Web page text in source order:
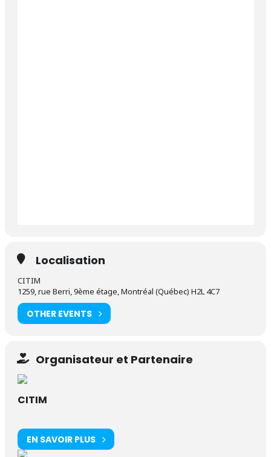
Localisation
CITIM
1259, rue Berri, 9ème étage, Montréal (Québec) H2L 4C7
OTHER EVENTS
Organisateur et Partenaire
CITIM
EN SAVOIR PLUS